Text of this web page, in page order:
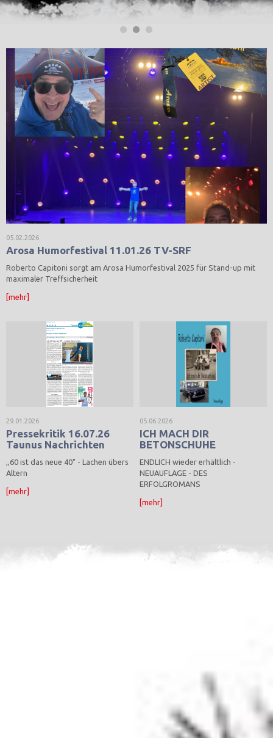
05.02.2026
Arosa Humorfestival 11.01.26 TV-SRF
Roberto Capitoni sorgt am Arosa Humorfestival 2025 für Stand-up mit
maximaler Treffsicherheit
[mehr]
29.01.2026
Pressekritik 16.07.26
Taunus Nachrichten
,,60 ist das neue 40" - Lachen übers
Altern
[mehr]
05.06.2026
ICH MACH DIR
BETONSCHUHE
ENDLICH wieder erhältlich -
NEUAUFLAGE - DES
ERFOLGROMANS
[mehr]